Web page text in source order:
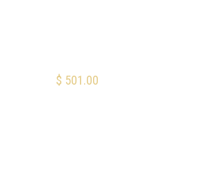
$ 501.00
AÑADIR AL CARRITO